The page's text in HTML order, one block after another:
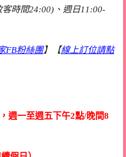
時間24:00)、週日11:00-
FB粉絲團】【線上訂位請點
週一至週五下午2點/晚間8